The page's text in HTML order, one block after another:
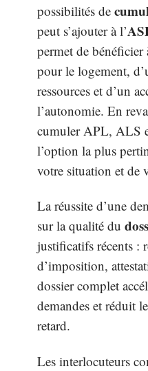
possibilités de
peut s’ajouter à l’
permet de bénéficier
pour le logement,
ressources et d’un
l’autonomie. En
cumuler APL, ALS
l’option la plus
votre situation et de
La réussite d’une
sur la qualité du
justificatifs récents :
d’imposition,
dossier complet
demandes et réduit
retard.
Les interlocuteurs